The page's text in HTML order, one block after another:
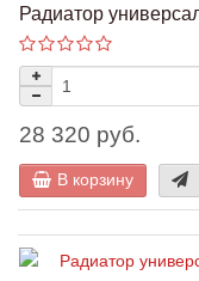
Радиатор
28 320 руб.
В корзину